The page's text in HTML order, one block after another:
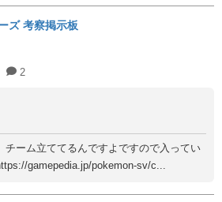
ズ 考察掲示板
2
チーム立ててるんですよですので入ってい
gamepedia.jp/pokemon-sv/c...